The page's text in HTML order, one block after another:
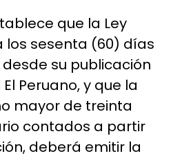
que la Ley
los sesenta (60) días
su publicación
Peruano, y que la
mayor de treinta
contados a partir
deberá emitir la